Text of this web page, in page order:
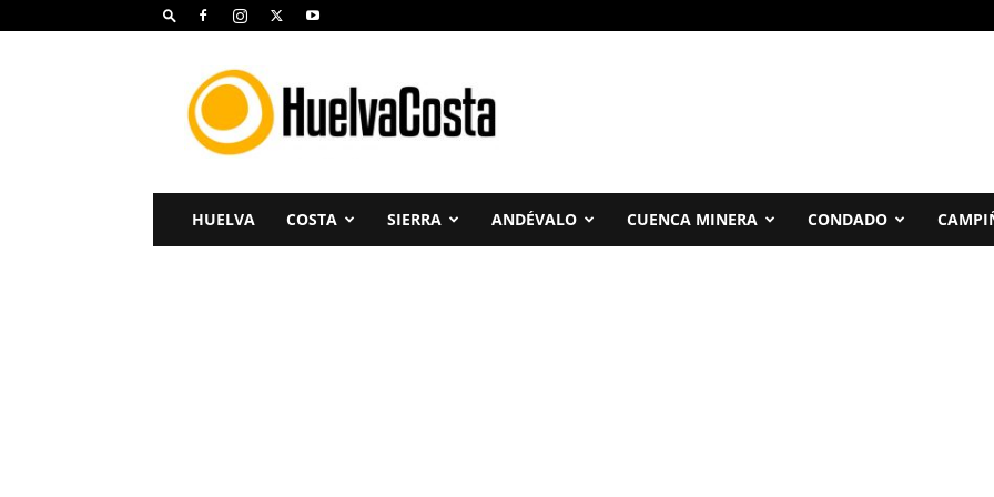
Huelva
Costa
HUELVA COSTA SIERRA ANDÉVALO CUENCA MINERA CONDADO